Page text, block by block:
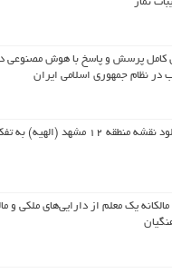
کامل پرسش و پاسخ با هوش مصنوعی
در نظام جمهوری اسلامی ایران
منطقه ۱۲ مشهد (الهیه) به تفکیک کاربریها
یک معلم از دارایی‌های ملکی و